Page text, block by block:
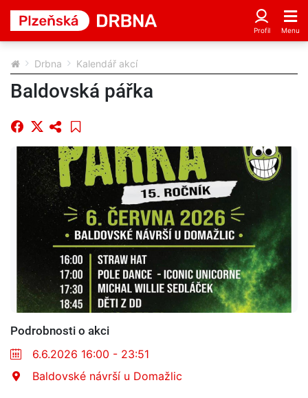
Drbna Kalendář akcí
Baldovská pářka
Podrobnosti o akci
6.6.2026 16:00 - 23:51
Baldovské návrší u Domažlic